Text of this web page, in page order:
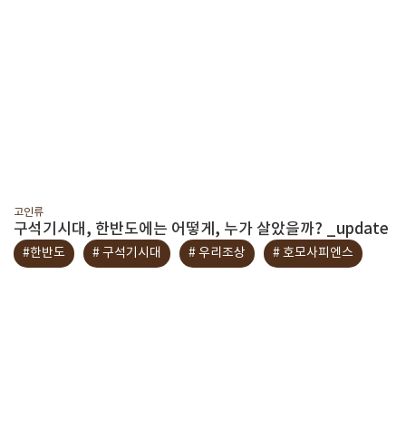
고인류
구석기시대, 한반도에는 어떻게, 누가 살았을까? _update
#한반도 # 구석기시대 # 우리조상 # 호모사피엔스